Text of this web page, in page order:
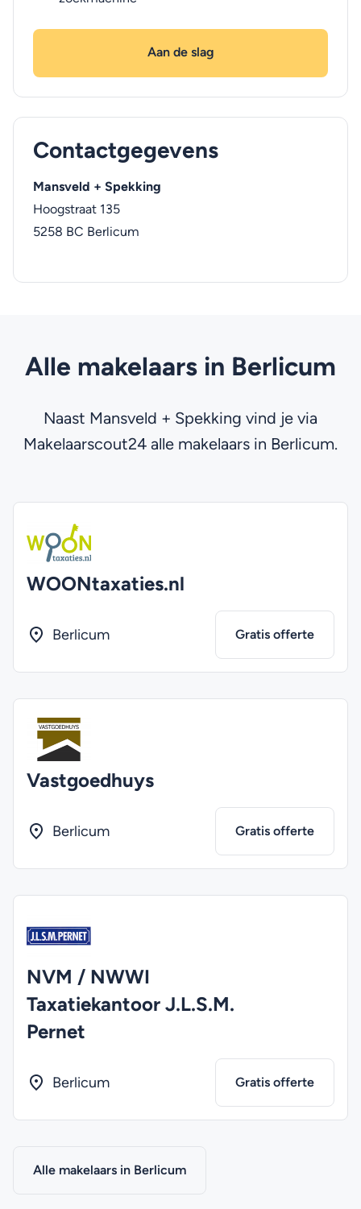
Aan de slag
Contactgegevens
Mansveld + Spekking
Hoogstraat 135
5258 BC Berlicum
Alle makelaars in Berlicum
Naast Mansveld + Spekking vind je via
Makelaarscout24 alle makelaars in Berlicum.
WOONtaxaties.nl
Berlicum Gratis offerte
Vastgoedhuys
Berlicum Gratis offerte
NVM / NWWI
Taxatiekantoor J.L.S.M.
Pernet
Berlicum Gratis offerte
Alle makelaars in Berlicum